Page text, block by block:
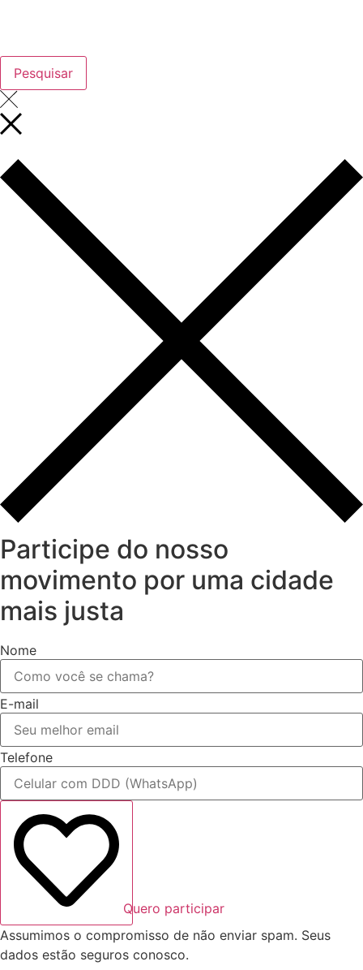
Pesquisar
Participe do nosso
movimento por uma cidade
mais justa
Nome
E-mail
Telefone
Quero participar
Assumimos o compromisso de não enviar spam. Seus
dados estão seguros conosco.